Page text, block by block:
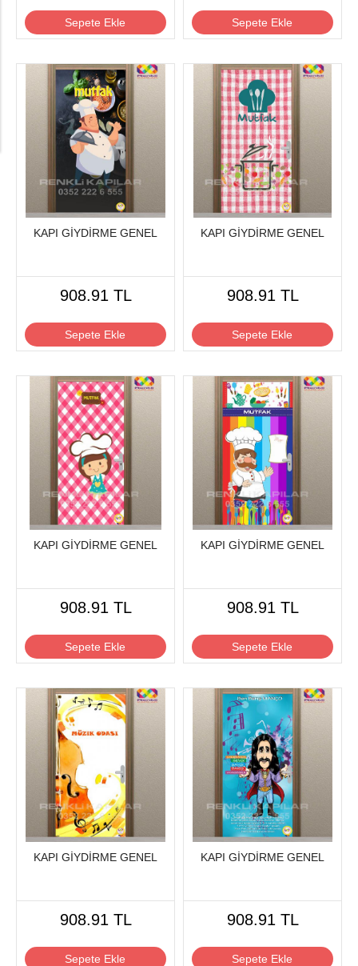
Sepete Ekle Sepete Ekle
KAPI GİYDİRME GENEL
908.91 TL
Sepete Ekle
KAPI GİYDİRME GENEL
908.91 TL
Sepete Ekle
KAPI GİYDİRME GENEL
908.91 TL
Sepete Ekle
KAPI GİYDİRME GENEL
908.91 TL
Sepete Ekle
KAPI GİYDİRME GENEL
908.91 TL
Sepete Ekle
KAPI GİYDİRME GENEL
908.91 TL
Sepete Ekle